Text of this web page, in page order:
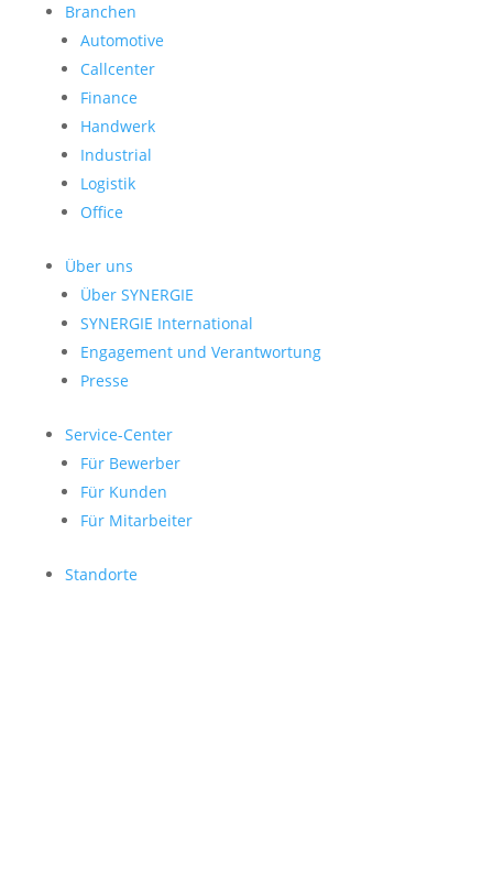
Branchen
Automotive
Callcenter
Finance
Handwerk
Industrial
Logistik
Office
Über uns
Über SYNERGIE
SYNERGIE International
Engage­ment und Verantwor­tung
Presse
Service-Center
Für Bewerber
Für Kunden
Für Mitarbeiter
Standorte